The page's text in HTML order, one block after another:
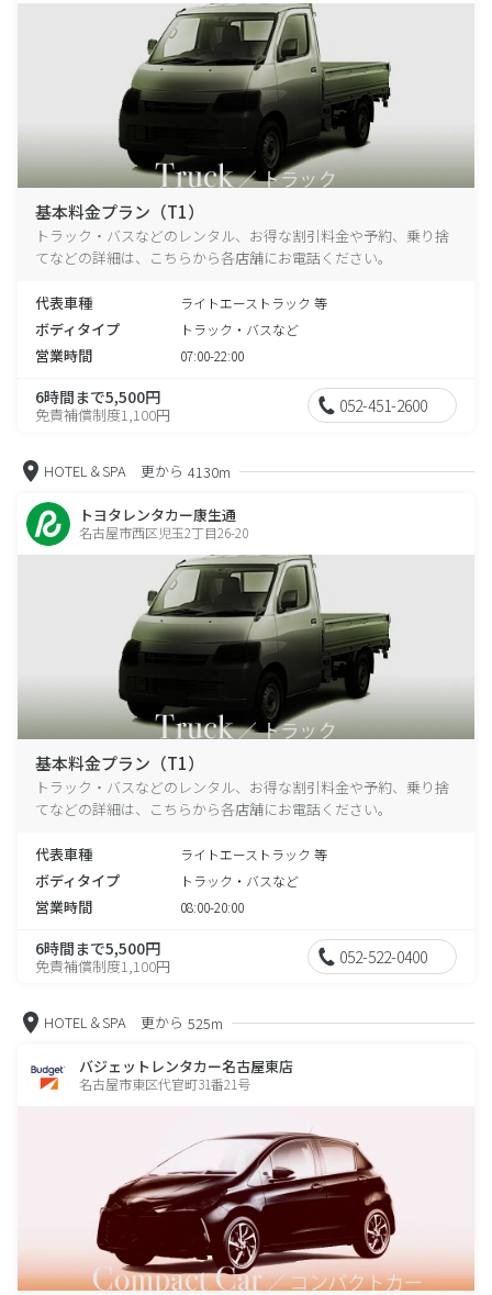
基本料金プラン（T1）
トラック・バスなどのレンタル、お得な割引料金や予約、乗り捨
てなどの詳細は、こちらから各店舗にお電話ください。
代表車種 ライトエーストラック 等
ボディタイプ トラック・バスなど
営業時間 07:00-22:00
6時間まで5,500円
免責補償制度1,100円 052-451-2600
HOTEL＆SPA 更から 4130m
トヨタレンタカー康生通
名古屋市西区児玉2丁目26-20
基本料金プラン（T1）
トラック・バスなどのレンタル、お得な割引料金や予約、乗り捨
てなどの詳細は、こちらから各店舗にお電話ください。
代表車種 ライトエーストラック 等
ボディタイプ トラック・バスなど
営業時間 08:00-20:00
6時間まで5,500円
免責補償制度1,100円 052-522-0400
HOTEL＆SPA 更から 525m
バジェットレンタカー名古屋東店
名古屋市東区代官町31番21号